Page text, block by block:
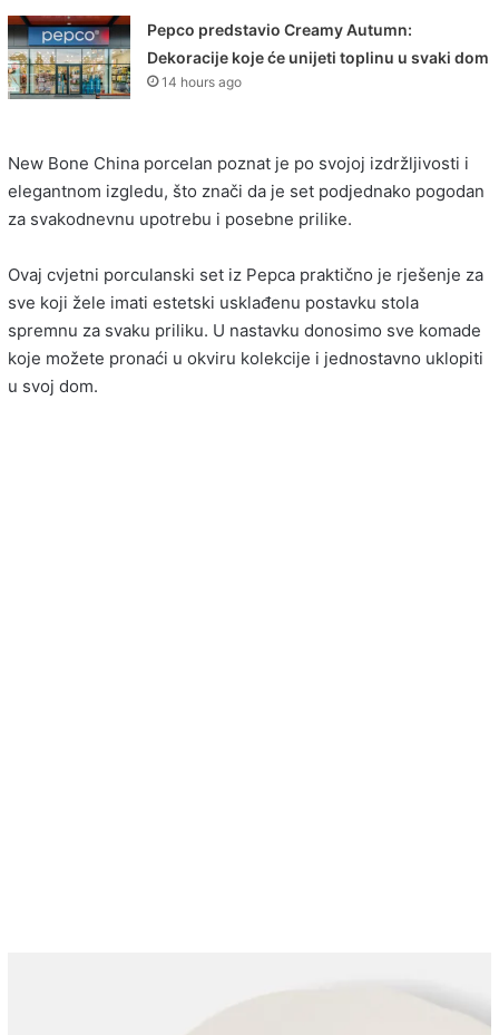
Pepco predstavio Creamy Autumn:
Dekoracije koje će unijeti toplinu u svaki dom
14 hours ago
New Bone China porcelan poznat je po svojoj izdržljivosti i
elegantnom izgledu, što znači da je set podjednako pogodan
za svakodnevnu upotrebu i posebne prilike.
Ovaj cvjetni porculanski set iz Pepca praktično je rješenje za
sve koji žele imati estetski usklađenu postavku stola
spremnu za svaku priliku. U nastavku donosimo sve komade
koje možete pronaći u okviru kolekcije i jednostavno uklopiti
u svoj dom.